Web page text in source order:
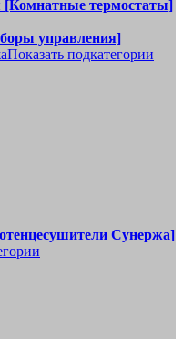
[Комнатные термостаты]
управления]
Показать подкатегории
Сунержа]